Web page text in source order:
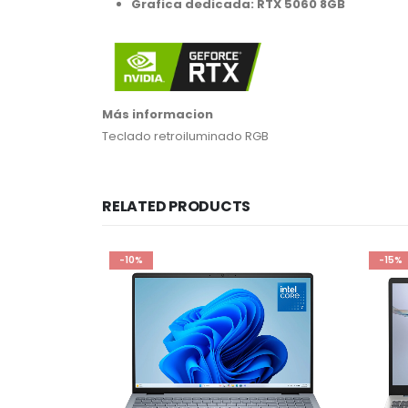
Grafica dedicada: RTX 5060 8GB
Más informacion
Teclado retroiluminado RGB
RELATED PRODUCTS
-10% -15%